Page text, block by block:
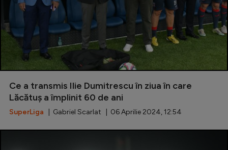
Ce a transmis Ilie Dumitrescu în ziua în care
Lăcătuș a împlinit 60 de ani
SuperLiga | Gabriel Scarlat | 06 Aprilie 2024, 12:54